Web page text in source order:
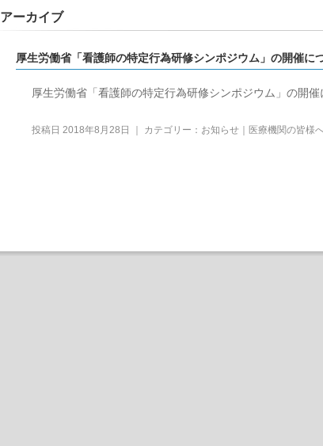
アーカイブ
厚生労働省「看護師の特定行為研修シンポジウム」の開催に
厚生労働省「看護師の特定行為研修シンポジウム」の開催
投稿日 2018年8月28日 ｜ カテゴリー： お知らせ｜医療機関の皆様